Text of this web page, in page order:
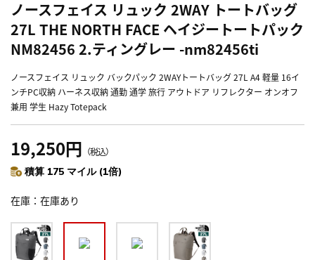
ノースフェイス リュック 2WAY トートバッグ
27L THE NORTH FACE ヘイジートートパック
NM82456 2.ティングレー -nm82456ti
ノースフェイス リュック バックパック 2WAYトートバッグ 27L A4 軽量 16イ
ンチPC収納 ハーネス収納 通勤 通学 旅行 アウトドア リフレクター オンオフ
兼用 学生 Hazy Totepack
19,250円 （税込）
積算 175 マイル (1倍)
在庫 在庫あり